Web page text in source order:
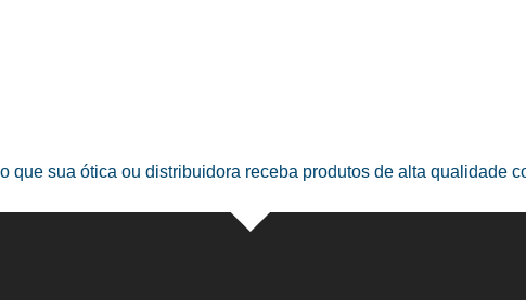
que sua ótica ou distribuidora receba produtos de alta qualidade